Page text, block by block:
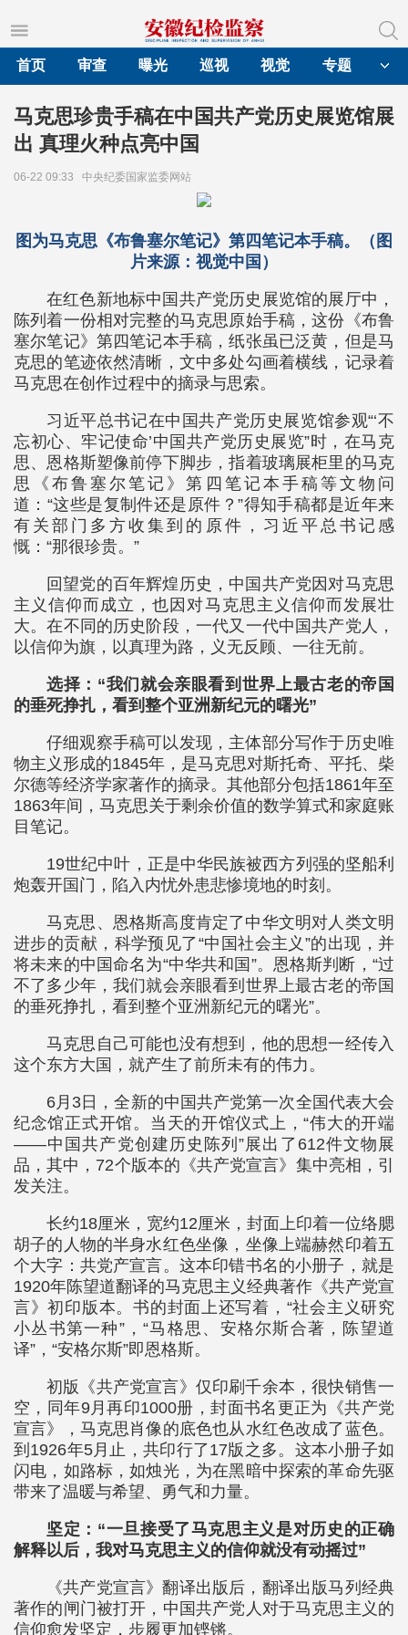
首页
审查 曝光 巡视 视觉 专题
马克思珍贵手稿在中国共产党历史展览馆展
出 真理火种点亮中国
06-22 09:33 中央纪委国家监委网站
图为马克思《布鲁塞尔笔记》第四笔记本手稿。（图
片来源：视觉中国）
在红色新地标中国共产党历史展览馆的展厅中，
陈列着一份相对完整的马克思原始手稿，这份《布鲁
塞尔笔记》第四笔记本手稿，纸张虽已泛黄，但是马
克思的笔迹依然清晰，文中多处勾画着横线，记录着
马克思在创作过程中的摘录与思索。
习近平总书记在中国共产党历史展览馆参观“‘不
忘初心、牢记使命’中国共产党历史展览”时，在马克
思、恩格斯塑像前停下脚步，指着玻璃展柜里的马克
思《布鲁塞尔笔记》第四笔记本手稿等文物问
道：“这些是复制件还是原件？”得知手稿都是近年来
有关部门多方收集到的原件，习近平总书记感
慨：“那很珍贵。”
回望党的百年辉煌历史，中国共产党因对马克思
主义信仰而成立，也因对马克思主义信仰而发展壮
大。在不同的历史阶段，一代又一代中国共产党人，
以信仰为旗，以真理为路，义无反顾、一往无前。
选择：“我们就会亲眼看到世界上最古老的帝国
的垂死挣扎，看到整个亚洲新纪元的曙光”
仔细观察手稿可以发现，主体部分写作于历史唯
物主义形成的1845年，是马克思对斯托奇、平托、柴
尔德等经济学家著作的摘录。其他部分包括1861年至
1863年间，马克思关于剩余价值的数学算式和家庭账
目笔记。
19世纪中叶，正是中华民族被西方列强的坚船利
炮轰开国门，陷入内忧外患悲惨境地的时刻。
马克思、恩格斯高度肯定了中华文明对人类文明
进步的贡献，科学预见了“中国社会主义”的出现，并
将未来的中国命名为“中华共和国”。恩格斯判断，“过
不了多少年，我们就会亲眼看到世界上最古老的帝国
的垂死挣扎，看到整个亚洲新纪元的曙光”。
马克思自己可能也没有想到，他的思想一经传入
这个东方大国，就产生了前所未有的伟力。
6月3日，全新的中国共产党第一次全国代表大会
纪念馆正式开馆。当天的开馆仪式上，“伟大的开端
——中国共产党创建历史陈列”展出了612件文物展
品，其中，72个版本的《共产党宣言》集中亮相，引
发关注。
长约18厘米，宽约12厘米，封面上印着一位络腮
胡子的人物的半身水红色坐像，坐像上端赫然印着五
个大字：共党产宣言。这本印错书名的小册子，就是
1920年陈望道翻译的马克思主义经典著作《共产党宣
言》初印版本。书的封面上还写着，“社会主义研究
小丛书第一种”，“马格思、安格尔斯合著，陈望道
译”，“安格尔斯”即恩格斯。
初版《共产党宣言》仅印刷千余本，很快销售一
空，同年9月再印1000册，封面书名更正为《共产党
宣言》，马克思肖像的底色也从水红色改成了蓝色。
到1926年5月止，共印行了17版之多。这本小册子如
闪电，如路标，如烛光，为在黑暗中探索的革命先驱
带来了温暖与希望、勇气和力量。
坚定：“一旦接受了马克思主义是对历史的正确
解释以后，我对马克思主义的信仰就没有动摇过”
《共产党宣言》翻译出版后，翻译出版马列经典
著作的闸门被打开，中国共产党人对于马克思主义的
信仰愈发坚定，步履更加铿锵。